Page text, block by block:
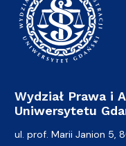
Wydział Prawa i
Uniwersytetu
ul. prof. Marii Janion 5,